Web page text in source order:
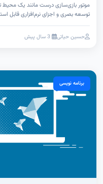
موتور بازی‌سازی درست مانند یک محیط
توسعه بصری و اجزای نرم‌افزاری قابل
حسین حیاتی 3 سال پیش
برنامه نویسی